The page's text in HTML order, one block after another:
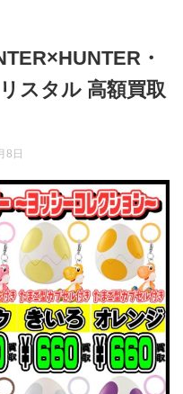
・
スタル 高額買取
8日